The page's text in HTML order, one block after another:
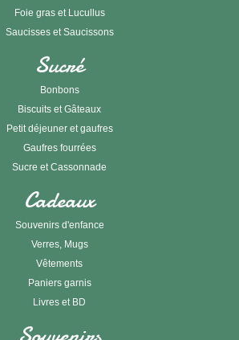
Foie gras et Lucullus
Saucisses et Saucissons
Sucré
Bonbons
Biscuits et Gâteaux
Petit déjeuner et gaufres
Gaufres fourrées
Sucre et Cassonnade
Cadeaux
Souvenirs d'enfance
Verres, Mugs
Vêtements
Paniers garnis
Livres et BD